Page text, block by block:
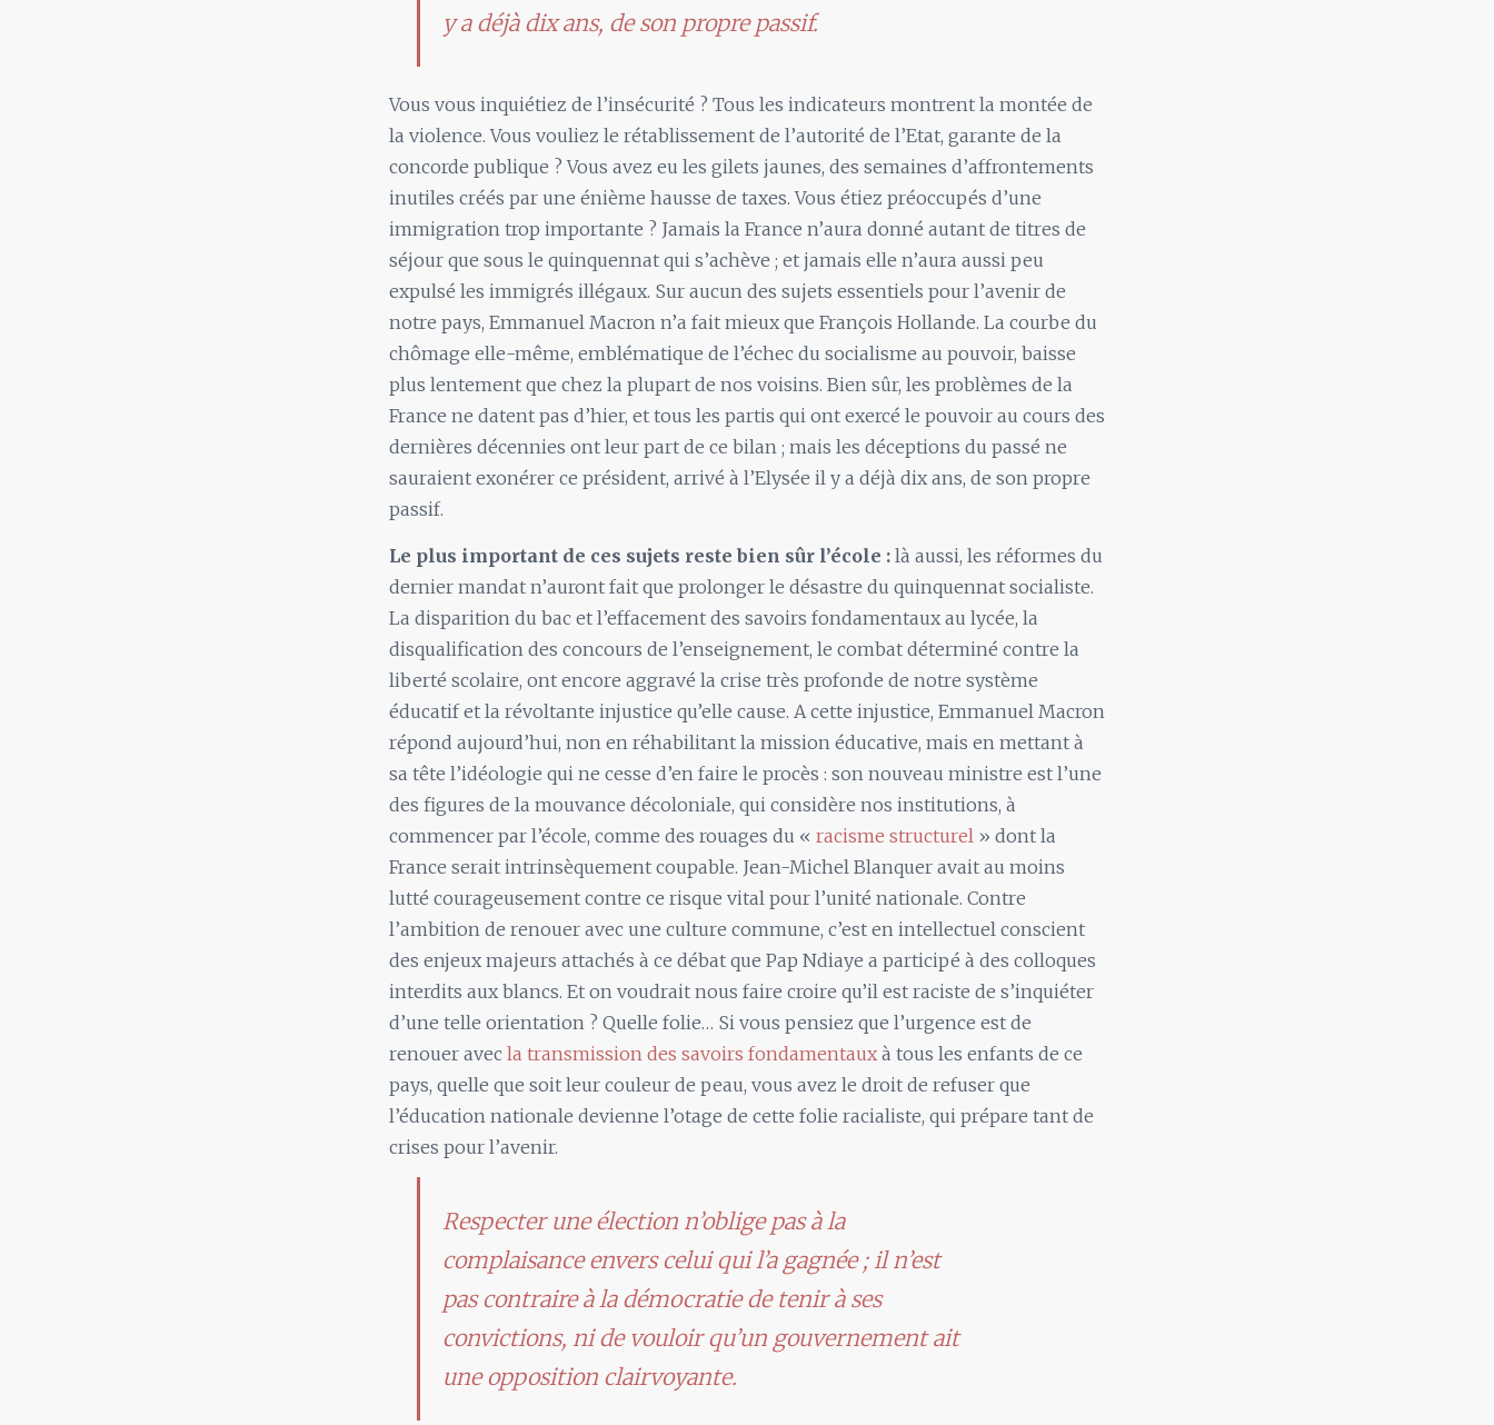
y a déjà dix ans, de son propre passif.
Vous vous inquiétiez de l’insécurité ? Tous les indicateurs montrent la montée de
la violence. Vous vouliez le rétablissement de l’autorité de l’Etat, garante de la
concorde publique ? Vous avez eu les gilets jaunes, des semaines d’affrontements
inutiles créés par une énième hausse de taxes. Vous étiez préoccupés d’une
immigration trop importante ? Jamais la France n’aura donné autant de titres de
séjour que sous le quinquennat qui s’achève ; et jamais elle n’aura aussi peu
expulsé les immigrés illégaux. Sur aucun des sujets essentiels pour l’avenir de
notre pays, Emmanuel Macron n’a fait mieux que François Hollande. La courbe du
chômage elle-même, emblématique de l’échec du socialisme au pouvoir, baisse
plus lentement que chez la plupart de nos voisins. Bien sûr, les problèmes de la
France ne datent pas d’hier, et tous les partis qui ont exercé le pouvoir au cours des
dernières décennies ont leur part de ce bilan ; mais les déceptions du passé ne
sauraient exonérer ce président, arrivé à l’Elysée il y a déjà dix ans, de son propre
passif.
Le plus important de ces sujets reste bien sûr l’école : là aussi, les réformes du
dernier mandat n’auront fait que prolonger le désastre du quinquennat socialiste.
La disparition du bac et l’effacement des savoirs fondamentaux au lycée, la
disqualification des concours de l’enseignement, le combat déterminé contre la
liberté scolaire, ont encore aggravé la crise très profonde de notre système
éducatif et la révoltante injustice qu’elle cause. A cette injustice, Emmanuel Macron
répond aujourd’hui, non en réhabilitant la mission éducative, mais en mettant à
sa tête l’idéologie qui ne cesse d’en faire le procès : son nouveau ministre est l’une
des figures de la mouvance décoloniale, qui considère nos institutions, à
commencer par l’école, comme des rouages du « racisme structurel » dont la
France serait intrinsèquement coupable. Jean-Michel Blanquer avait au moins
lutté courageusement contre ce risque vital pour l’unité nationale. Contre
l’ambition de renouer avec une culture commune, c’est en intellectuel conscient
des enjeux majeurs attachés à ce débat que Pap Ndiaye a participé à des colloques
interdits aux blancs. Et on voudrait nous faire croire qu’il est raciste de s’inquiéter
d’une telle orientation ? Quelle folie… Si vous pensiez que l’urgence est de
renouer avec la transmission des savoirs fondamentaux à tous les enfants de ce
pays, quelle que soit leur couleur de peau, vous avez le droit de refuser que
l’éducation nationale devienne l’otage de cette folie racialiste, qui prépare tant de
crises pour l’avenir.
Respecter une élection n’oblige pas à la
complaisance envers celui qui l’a gagnée ; il n’est
pas contraire à la démocratie de tenir à ses
convictions, ni de vouloir qu’un gouvernement ait
une opposition clairvoyante.